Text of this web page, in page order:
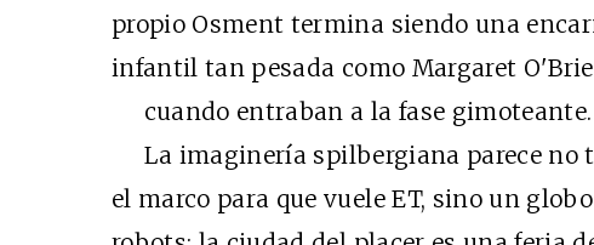
propio Osment termina siendo una
infantil tan pesada como Margaret
cuando entraban a la fase gimoteante.
La imaginería spilbergiana parece no
el marco para que vuele ET, sino un